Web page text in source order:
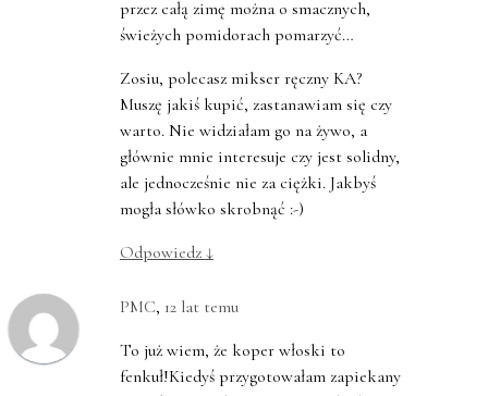
przez całą zimę można o smacznych,
świeżych pomidorach pomarzyć…
Zosiu, polecasz mikser ręczny KA?
Muszę jakiś kupić, zastanawiam się czy
warto. Nie widziałam go na żywo, a
głównie mnie interesuje czy jest solidny,
ale jednocześnie nie za ciężki. Jakbyś
mogła słówko skrobnąć :-)
Odpowiedz ↓
PMC, 12 lat temu
To już wiem, że koper włoski to
fenkuł!Kiedyś przygotowałam zapiekany